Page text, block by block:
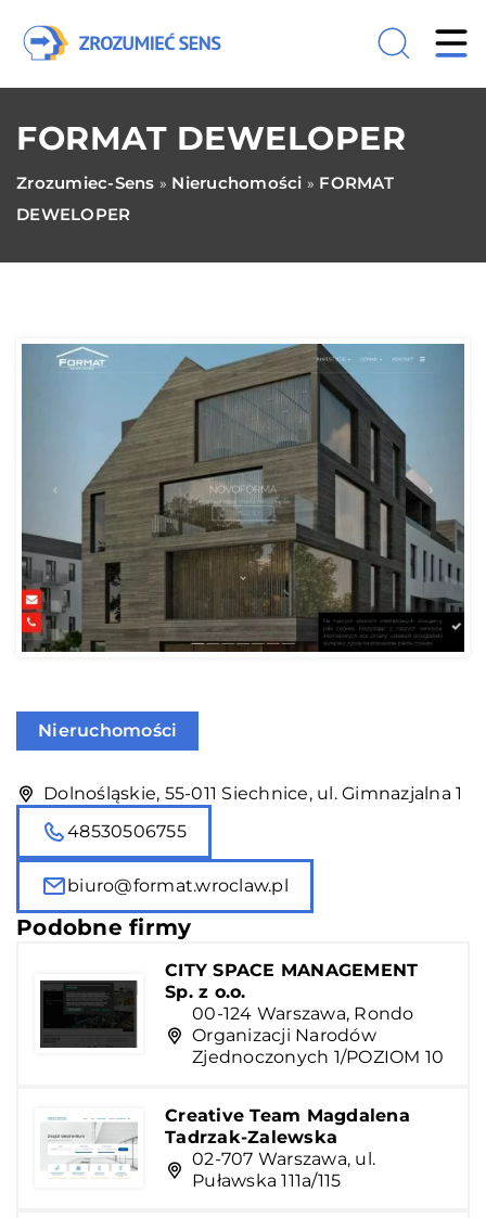
FORMAT DEWELOPER
Zrozumiec-Sens » Nieruchomości » FORMAT
DEWELOPER
Nieruchomości
Dolnośląskie, 55-011 Siechnice, ul. Gimnazjalna 1
48530506755
biuro@format.wroclaw.pl
Podobne firmy
CITY SPACE MANAGEMENT
Sp. z o.o.
00-124 Warszawa, Rondo
Organizacji Narodów
Zjednoczonych 1/POZIOM 10
Creative Team Magdalena
Tadrzak-Zalewska
02-707 Warszawa, ul.
Puławska 111a/115